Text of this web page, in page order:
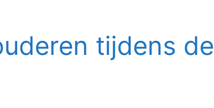
tijdens de